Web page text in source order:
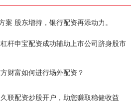
案 股东增持，银行配资再添动力。
杆申宝配资成功辅助上市公司跻身股市
财富如何进行场外配资？
联配资炒股开户，助您赚取稳健收益